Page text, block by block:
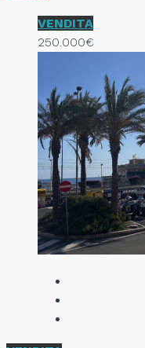
VENDITA
250.000€